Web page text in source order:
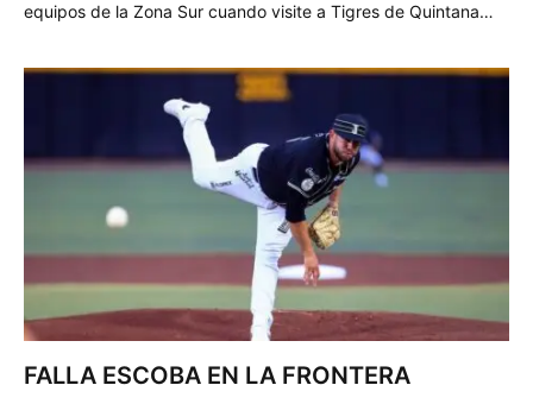
equipos de la Zona Sur cuando visite a Tigres de Quintana…
FALLA ESCOBA EN LA FRONTERA